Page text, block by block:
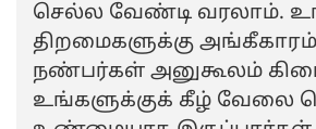
செல்ல வேண்டி வரலாம்.
திறமைகளுக்கு அங்கீகாரம்
நண்பர்கள் அனுகூலம்
உங்களுக்குக் கீழ் வேலை